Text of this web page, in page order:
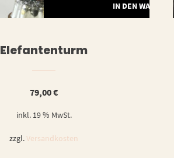
IN DEN
Elefantenturm
79,00€
inkl. 19 % MwSt.
zzgl.Versandkosten